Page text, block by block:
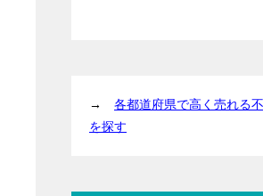
→ 各都道府県で高く売れる
を探す